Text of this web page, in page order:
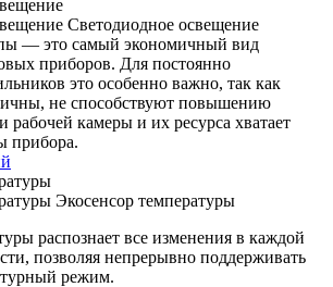
Светодиодное освещение
— это самый экономичный вид
приборов. Для постоянно
это особенно важно, так как
не способствуют повышению
рабочей камеры и их ресурса хватает
прибора.
Экосенсор температуры
распознает все изменения в каждой
позволяя непрерывно поддерживать
режим.